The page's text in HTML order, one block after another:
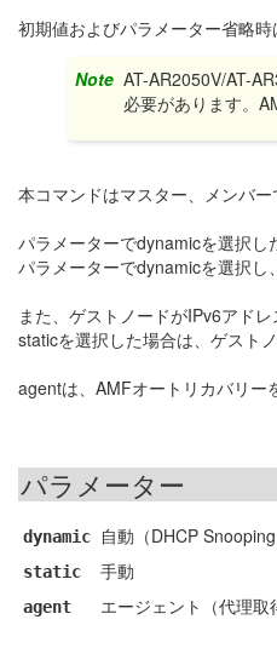
初期値およびパラメーター省略時
Note AT-AR2050V/AT-
必要があります。
本コマンドはマスター、メンバー
パラメーターでdynamicを選択
パラメーターでdynamicを選択
また、ゲストノードがIPv6アド
staticを選択した場合は、ゲスト
agentは、AMFオートリカバリー
パラメーター
dynamic 自動（DHCP
static 手動
agent エージェント（代理取